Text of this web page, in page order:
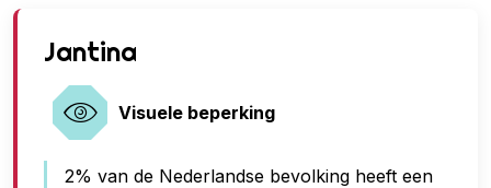
G
e
Jantina
Visuele beperking
2% van de Nederlandse bevolking heeft een